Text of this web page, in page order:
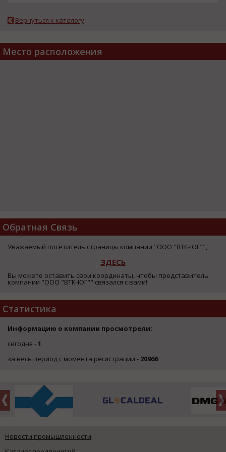
Вернуться к каталогу
Место расположения
Обратная Связь
Уважаемый посетитель страницы компании "ООО "ВТК-ЮГ"",
ЗДЕСЬ
Вы можете оставить свои координаты, чтобы представитель
компании "ООО "ВТК-ЮГ"" связался с вами!
Статистика
Информацию о компании просмотрели:
сегодня -1
за весь период с момента регистрации - 20966
Новости промышленности